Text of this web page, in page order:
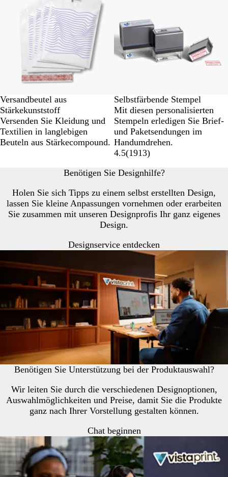
Versandbeutel aus
Stärkekunststoff
Versenden Sie Kleidung und
Textilien in langlebigen
Beuteln aus Stärkecompound.
Selbstfärbende Stempel
Mit diesen personalisierten
Stempeln erledigen Sie Brief-
und Paketsendungen im
Handumdrehen.
4.5(1913)
Benötigen Sie Designhilfe?
Holen Sie sich Tipps zu einem selbst erstellten Design,
lassen Sie kleine Anpassungen vornehmen oder erarbeiten
Sie zusammen mit unseren Designprofis Ihr ganz eigenes
Design.
Designservice entdecken
Benötigen Sie Unterstützung bei der Produktauswahl?
Wir leiten Sie durch die verschiedenen Designoptionen,
Auswahlmöglichkeiten und Preise, damit Sie die Produkte
ganz nach Ihrer Vorstellung gestalten können.
Chat beginnen